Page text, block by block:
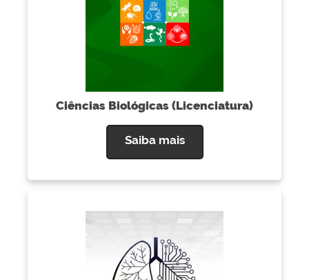
Ciências Biológicas (Licenciatura)
Saiba mais